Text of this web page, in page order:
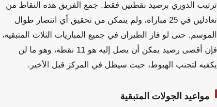
ترتيب الدوري برصيد نقطتين فقط. جمع الفريق هذه النقاط من
تعادلين في 25 مباراة، ولم يتمكن من تحقيق أي انتصار طوال
الموسم. حتى لو فاز الطيران في جميع المباريات الثلاث المتبقية،
فإن أقصى رصيد يمكن أن يصل إليه هو 11 نقطة، وهو ما لن
يكفيه لتجنب الهبوط، حيث سيظل في المركز قبل الأخير.
مواعيد الجولات المتبقية